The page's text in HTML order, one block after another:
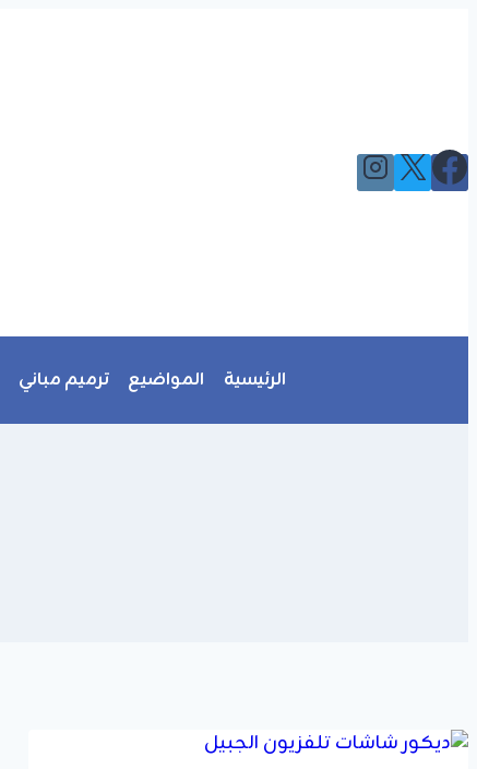
الرئيسية المواضيع ترميم مباني